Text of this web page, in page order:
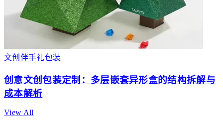
文创伴手礼包装
创意文创包装定制：多层嵌套异形盒的结构拆解与
成本解析
View All